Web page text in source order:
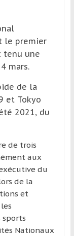
le premier
tenu une
mars.
de la
et Tokyo
2021, du
de trois
aux
du
de la
et
sports
Nationaux